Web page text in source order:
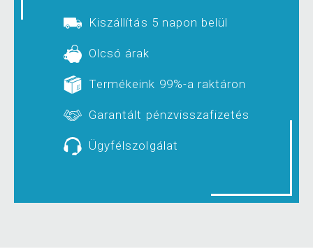
Kiszállítás 5 napon belül
Olcsó árak
Termékeink 99%-a raktáron
Garantált pénzvisszafizetés
Ügyfélszolgálat